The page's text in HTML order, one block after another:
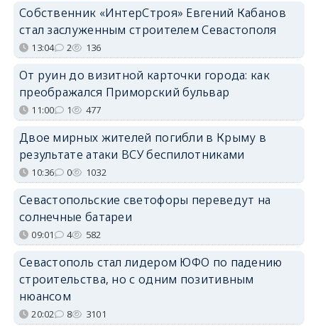
Собственник «ИнтерСтроя» Евгений Кабанов
стал заслуженным строителем Севастополя
13:04 2 136
От руин до визитной карточки города: как
преображался Приморский бульвар
11:00 1 477
Двое мирных жителей погибли в Крыму в
результате атаки ВСУ беспилотниками
10:36 0 1032
Севастопольские светофоры переведут на
солнечные батареи
09:01 4 582
Севастополь стал лидером ЮФО по падению
строительства, но с одним позитивным
нюансом
20:02 8 3101